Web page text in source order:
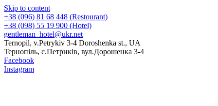
Skip to content
+38 (096) 81 68 448 (Restourant)
+38 (098) 55 19 900 (Hotel)
gentleman_hotel@ukr.net
Ternopil, v.Petrykiv 3-4 Doroshenka st., UA
Тернопіль, с.Петриків, вул.Дорошенка 3-4
Facebook
Instagram